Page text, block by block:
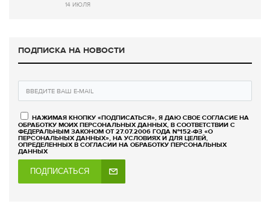
14 ИЮЛЯ
ПОДПИСКА НА НОВОСТИ
НАЖИМАЯ КНОПКУ «ПОДПИСАТЬСЯ», Я ДАЮ СВОЕ СОГЛАСИЕ НА
ОБРАБОТКУ МОИХ ПЕРСОНАЛЬНЫХ ДАННЫХ, В СООТВЕТСТВИИ С
ФЕДЕРАЛЬНЫМ ЗАКОНОМ ОТ 27.07.2006 ГОДА №152-ФЗ «О
ПЕРСОНАЛЬНЫХ ДАННЫХ», НА УСЛОВИЯХ И ДЛЯ ЦЕЛЕЙ,
ОПРЕДЕЛЕННЫХ В СОГЛАСИИ НА ОБРАБОТКУ ПЕРСОНАЛЬНЫХ
ДАННЫХ
ПОДПИСАТЬСЯ